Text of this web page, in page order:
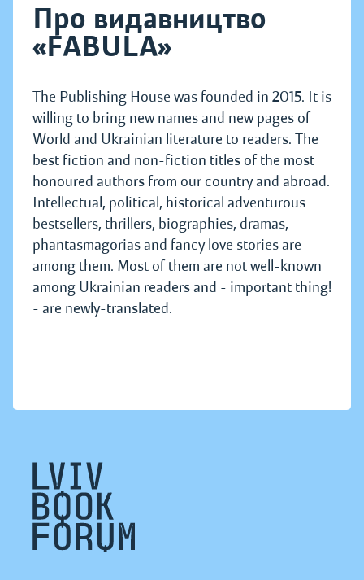
Про видавництво
«FABULA»
The Publishing House was founded in 2015. It is
willing to bring new names and new pages of
World and Ukrainian literature to readers. The
best fiction and non-fiction titles of the most
honoured authors from our country and abroad.
Intellectual, political, historical adventurous
bestsellers, thrillers, biographies, dramas,
phantasmagorias and fancy love stories are
among them. Most of them are not well-known
among Ukrainian readers and - important thing!
- are newly-translated.